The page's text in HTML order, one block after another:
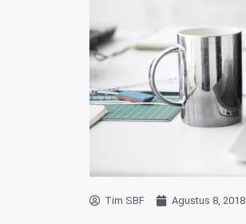
Tim SBF Agustus 8, 2018